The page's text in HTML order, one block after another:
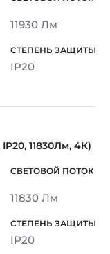
11930 Лм
IP20
IP20, 11830Лм, 4К)
11830 Лм
IP20